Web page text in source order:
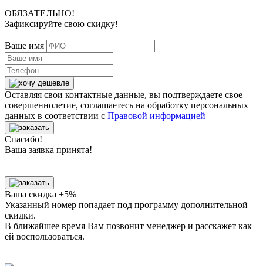
ОБЯЗАТЕЛЬНО!
Зафиксируйте свою скидку!
Ваше имя
Оставляя свои контактные данные, вы подтверждаете свое
совершеннолетие, соглашаетесь на обработку персональных
данных в соответствии с Правовой информацией
Спасибо!
Ваша заявка принята!
Ваша скидка +5%
Указанный номер попадает под программу дополнительной
скидки.
В ближайшее время Вам позвонит менеджер и расскажет как
ей воспользоваться.